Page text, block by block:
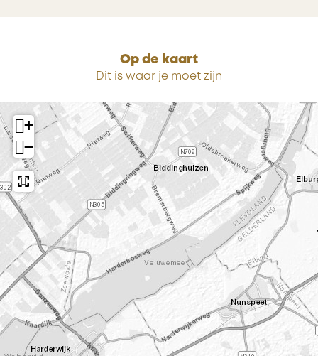
Op de kaart
Dit is waar je moet zijn
+
−